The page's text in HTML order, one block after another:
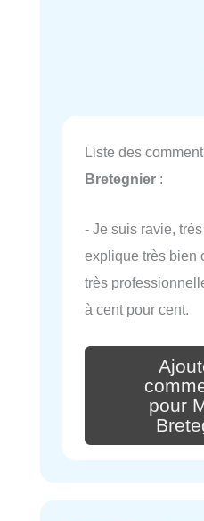
Liste des
Bretegnier :
- Je suis ravie,
explique très bien
très
à cent pour cent.
pour